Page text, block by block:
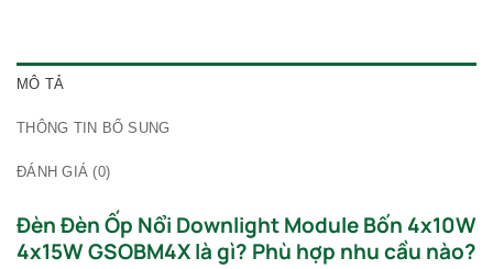
MÔ TẢ
THÔNG TIN BỔ SUNG
ĐÁNH GIÁ (0)
Đèn Đèn Ốp Nổi Downlight Module Bốn 4x10W
4x15W GSOBM4X là gì? Phù hợp nhu cầu nào?